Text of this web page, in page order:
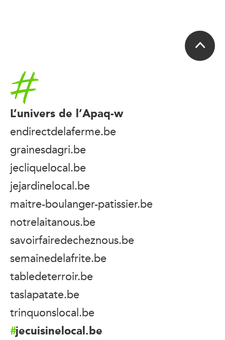
Accueil
L’univers de l’Apaq-w
endirectdelaferme.be
grainesdagri.be
jecliquelocal.be
jejardinelocal.be
maitre-boulanger-patissier.be
notrelaitanous.be
savoirfairedecheznous.be
semainedelafrite.be
tabledeterroir.be
taslapatate.be
trinquonslocal.be
jecuisinelocal.be